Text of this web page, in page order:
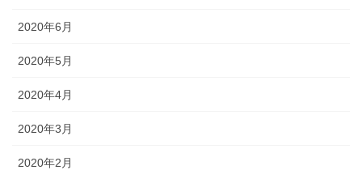
2020年6月
2020年5月
2020年4月
2020年3月
2020年2月